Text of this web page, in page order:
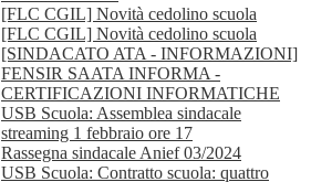
[FLC CGIL] Novità cedolino scuola
[FLC CGIL] Novità cedolino scuola
[SINDACATO ATA - INFORMAZIONI]
FENSIR SAATA INFORMA -
CERTIFICAZIONI INFORMATICHE
USB Scuola: Assemblea sindacale
streaming 1 febbraio ore 17
Rassegna sindacale Anief 03/2024
USB Scuola: Contratto scuola: quattro